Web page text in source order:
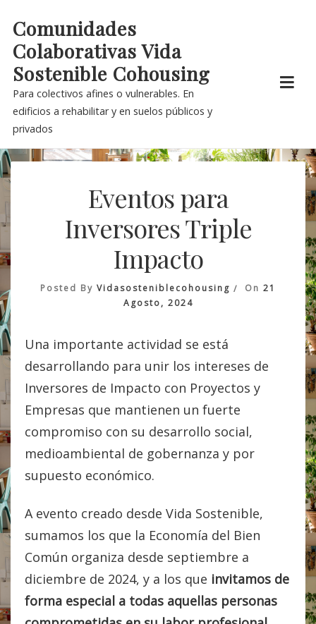
content
Comunidades
Colaborativas Vida
Sostenible Cohousing
Para colectivos afines o vulnerables. En
edificios a rehabilitar y en suelos públicos y
privados
Eventos para
Inversores Triple
Impacto
Posted By Vidasosteniblecohousing On 21
Agosto, 2024
Una importante actividad se está
desarrollando para unir los intereses de
Inversores de Impacto con Proyectos y
Empresas que mantienen un fuerte
compromiso con su desarrollo social,
medioambiental de gobernanza y por
supuesto económico.
A evento creado desde Vida Sostenible,
sumamos los que la Economía del Bien
Común organiza desde septiembre a
diciembre de 2024, y a los que invitamos de
forma especial a todas aquellas personas